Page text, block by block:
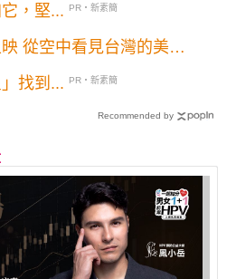
，堅...
PR・新素簡
從空中看見台灣的美麗
找到...
PR・新素簡
Recommended by